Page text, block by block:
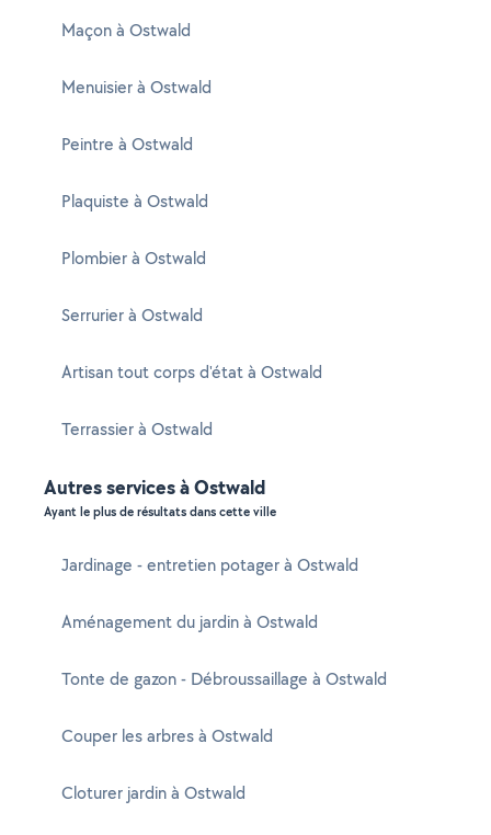
Maçon à Ostwald
Menuisier à Ostwald
Peintre à Ostwald
Plaquiste à Ostwald
Plombier à Ostwald
Serrurier à Ostwald
Artisan tout corps d'état à Ostwald
Terrassier à Ostwald
Autres services à Ostwald
Ayant le plus de résultats dans cette ville
Jardinage - entretien potager à Ostwald
Aménagement du jardin à Ostwald
Tonte de gazon - Débroussaillage à Ostwald
Couper les arbres à Ostwald
Cloturer jardin à Ostwald